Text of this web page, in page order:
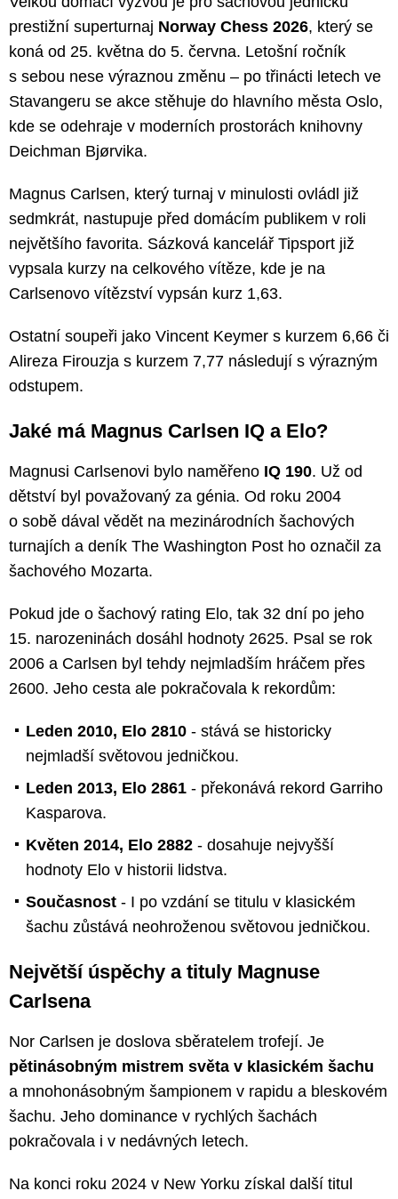
prestižní superturnaj Norway Chess 2026, který se
koná od 25. května do 5. června. Letošní ročník
s sebou nese výraznou změnu – po třinácti letech ve
Stavangeru se akce stěhuje do hlavního města Oslo,
kde se odehraje v moderních prostorách knihovny
Deichman Bjørvika.
Magnus Carlsen, který turnaj v minulosti ovládl již
sedmkrát, nastupuje před domácím publikem v roli
největšího favorita. Sázková kancelář Tipsport již
vypsala kurzy na celkového vítěze, kde je na
Carlsenovo vítězství vypsán kurz 1,63.
Ostatní soupeři jako Vincent Keymer s kurzem 6,66 či
Alireza Firouzja s kurzem 7,77 následují s výrazným
odstupem.
Jaké má Magnus Carlsen IQ a Elo?
Magnusi Carlsenovi bylo naměřeno IQ 190. Už od
dětství byl považovaný za génia. Od roku 2004
o sobě dával vědět na mezinárodních šachových
turnajích a deník The Washington Post ho označil za
šachového Mozarta.
Pokud jde o šachový rating Elo, tak 32 dní po jeho
15. narozeninách dosáhl hodnoty 2625. Psal se rok
2006 a Carlsen byl tehdy nejmladším hráčem přes
2600. Jeho cesta ale pokračovala k rekordům:
Leden 2010, Elo 2810 - stává se historicky
nejmladší světovou jedničkou.
Leden 2013, Elo 2861 - překonává rekord Garriho
Kasparova.
Květen 2014, Elo 2882 - dosahuje nejvyšší
hodnoty Elo v historii lidstva.
Současnost - I po vzdání se titulu v klasickém
šachu zůstává neohroženou světovou jedničkou.
Největší úspěchy a tituly Magnuse
Carlsena
Nor Carlsen je doslova sběratelem trofejí. Je
pětinásobným mistrem světa v klasickém šachu
a mnohonásobným šampionem v rapidu a bleskovém
šachu. Jeho dominance v rychlých šachách
pokračovala i v nedávných letech.
Na konci roku 2024 v New Yorku získal další titul